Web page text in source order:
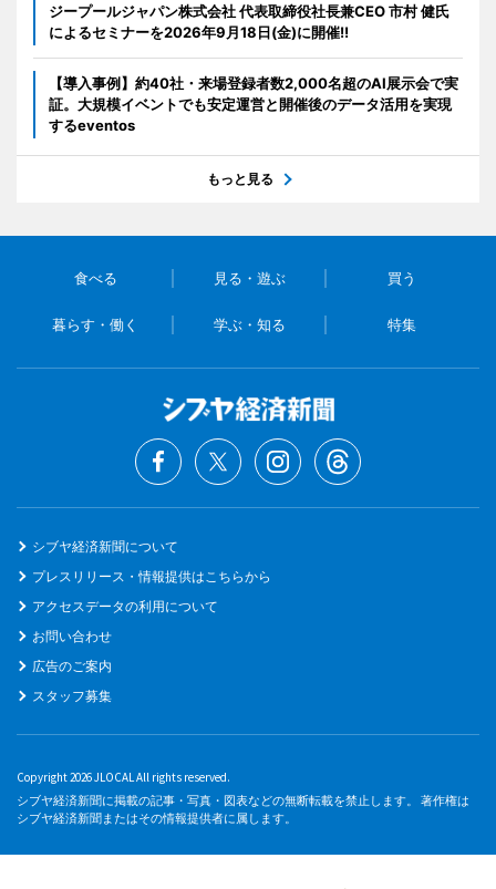
ジープールジャパン株式会社 代表取締役社長兼CEO 市村 健氏
によるセミナーを2026年9月18日(金)に開催!!
【導入事例】約40社・来場登録者数2,000名超のAI展示会で実
証。大規模イベントでも安定運営と開催後のデータ活用を実現
するeventos
もっと見る
食べる 見る・遊ぶ 買う
暮らす・働く 学ぶ・知る 特集
シブヤ経済新聞について
プレスリリース・情報提供はこちらから
アクセスデータの利用について
お問い合わせ
広告のご案内
スタッフ募集
Copyright 2026 JLOCAL All rights reserved.
シブヤ経済新聞に掲載の記事・写真・図表などの無断転載を禁止します。 著作権は
シブヤ経済新聞またはその情報提供者に属します。